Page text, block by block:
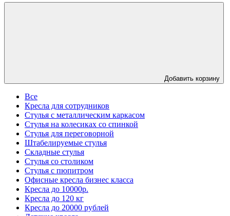
Добавить корзину
Все
Кресла для сотрудников
Стулья с металлическим каркасом
Стулья на колесиках со спинкой
Стулья для переговорной
Штабелируемые стулья
Складные стулья
Стулья со столиком
Стулья с пюпитром
Офисные кресла бизнес класса
Кресла до 10000р.
Кресла до 120 кг
Кресла до 20000 рублей